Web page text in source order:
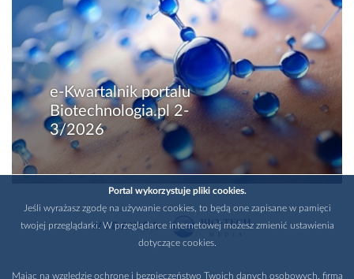
e-Kwartalnik portalu
Biotechnologia.pl 2-
3/2026
WYDAWCA
Portal wykorzystuje pliki cookies.
Jeśli wyrażasz zgodę na używanie cookies, to będą one zapisane w pamięci
twojej przeglądarki. W przeglądarce internetowej możesz zmienić ustawienia
dotyczące cookies.
Mając na względzie ochronę i bezpieczeństwo Twoich danych osobowych, firma